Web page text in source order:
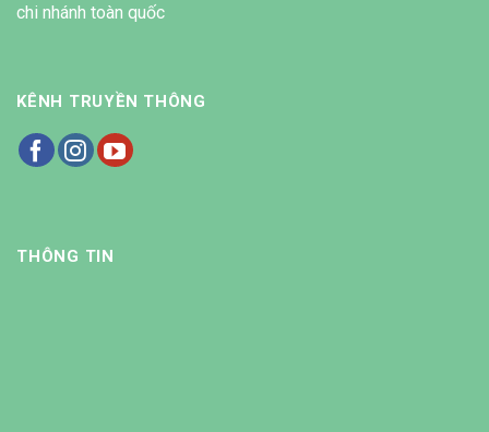
chi nhánh toàn quốc
KÊNH TRUYỀN THÔNG
THÔNG TIN